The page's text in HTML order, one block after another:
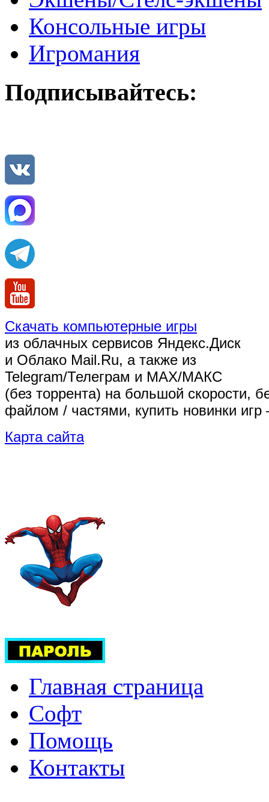
Консольные игры
Игромания
Подписывайтесь:
Скачать компьютерные игры
из облачных сервисов Яндекс.Диск
и Облако Mail.Ru, а также из
Telegram/Телеграм и MAX/МАКС
(без торрента) на большой скорости,
файлом / частями, купить новинки
Карта сайта
Главная страница
Софт
Помощь
Контакты